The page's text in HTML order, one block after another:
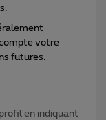
votre
futures.
en indiquant